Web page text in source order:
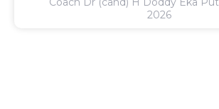
2026